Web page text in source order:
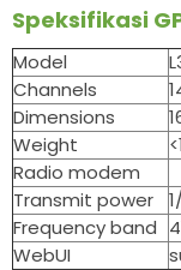
Speksifikasi
Model
Channels
Dimensions
Weight
Radio modem
Transmit power
Frequency band
WebUI